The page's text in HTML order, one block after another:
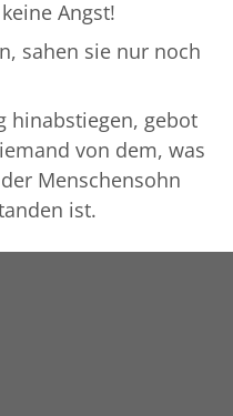
Angst!
sahen sie nur noch
hinabstiegen, gebot
von dem, was
Menschensohn
ist.